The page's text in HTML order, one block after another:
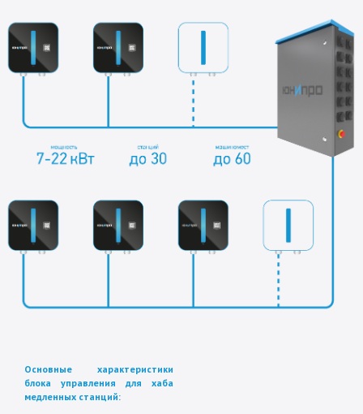
Основные характеристики
блока управления для хаба
медленных станций: